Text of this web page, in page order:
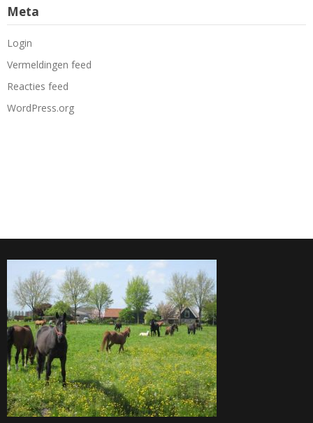
Meta
Login
Vermeldingen feed
Reacties feed
WordPress.org